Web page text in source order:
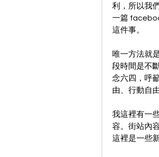
利，所以我
一篇
這件事。
唯一方法就
段時間是不
念六四，呼
由、行動自
我這裡有一
容。街站內
這裡是一些